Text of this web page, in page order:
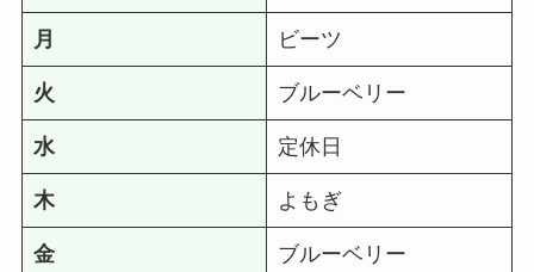
月 ビーツ
火 ブルーベリー
水 定休日
木 よもぎ
金 ブルーベリー